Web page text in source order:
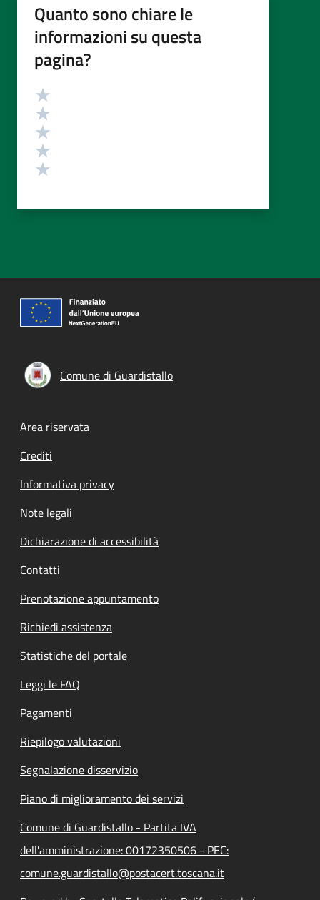
Quanto sono chiare le
informazioni su questa
pagina?
Valutazione
Comune di Guardistallo
Footer menu
Area riservata
Crediti
Informativa privacy
Note legali
Dichiarazione di accessibilità
Contatti
Prenotazione appuntamento
Richiedi assistenza
Statistiche del portale
Leggi le FAQ
Pagamenti
Riepilogo valutazioni
Segnalazione disservizio
Piano di miglioramento dei servizi
Comune di Guardistallo - Partita IVA
dell'amministrazione: 00172350506 - PEC:
comune.guardistallo@postacert.toscana.it